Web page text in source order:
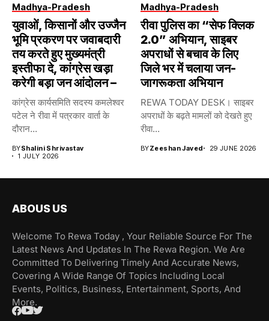
Madhya-Pradesh
युवाओं, किसानों और उज्जैन
भूमि प्रकरण पर जवाबदारी
तय करते हुए मुख्यमंत्री
इस्तीफा दे, कांग्रेस खड़ा
करेगी बड़ा जन आंदोलन –
कांग्रेस कार्यसमिति सदस्य कमलेश्वर
पटेल ने रीवा में पत्रकार वार्ता के
दौरान...
BYShalini Shrivastav
1 JULY 2026
Madhya-Pradesh
रीवा पुलिस का “सेफ क्लिक
2.0” अभियान, साइबर
अपराधों से बचाव के लिए
जिले भर में चलाया जन-
जागरूकता अभियान
REWA TODAY DESK। साइबर
अपराधों के बढ़ते मामलों को देखते हुए
रीवा...
BYZeeshan Javed 29 JUNE 2026
ABOUS US
Welcome To Rewa Today , Your Reliable Source For The
Latest News And Updates In The Rewa Region. We Are
Committed To Delivering Timely And Accurate News,
Covering A Wide Range Of Topics Including Local
Events, Politics, Business, Entertainment, Sports, And
More.